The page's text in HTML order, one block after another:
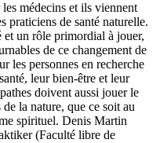
médecins et ils viennent
praticiens de santé naturelle.
un rôle primordial à jouer,
de ce changement de
les personnes en recherche
leur bien-être et leur
doivent aussi jouer le
la nature, que ce soit au
spirituel. Denis Martin
(Faculté libre de